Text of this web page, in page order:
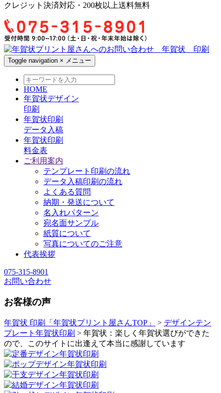
クレジット決済対応・200枚以上送料無料
Toggle navigation × メニュー
HOME
年賀状デザイン
印刷
年賀状印刷
データ入稿
年賀状印刷
料金表
ご利用案内
テンプレート印刷の流れ
データ入稿印刷の流れ
よくある質問
納期・発送について
名入れパターン
宛名面サンプル
紙質について
写真についてのご注意
代表挨拶
075-315-8901
お問い合わせ
お客様の声
年賀状 印刷「年賀状プリント屋さんTOP」 > デザインテン
プレート年賀状印刷 > 年賀状：楽しく年賀状選びができた
ので、このサイトに出逢えて本当に感謝しています